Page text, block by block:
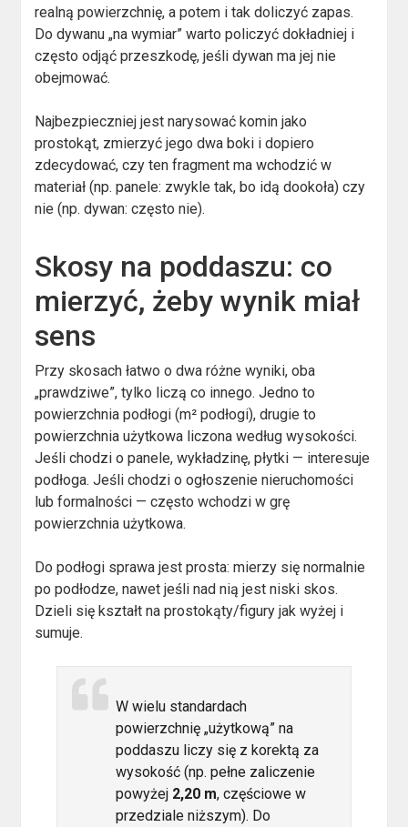
realną powierzchnię, a potem i tak doliczyć zapas.
Do dywanu „na wymiar” warto policzyć dokładniej i
często odjąć przeszkodę, jeśli dywan ma jej nie
obejmować.
Najbezpieczniej jest narysować komin jako
prostokąt, zmierzyć jego dwa boki i dopiero
zdecydować, czy ten fragment ma wchodzić w
materiał (np. panele: zwykle tak, bo idą dookoła) czy
nie (np. dywan: często nie).
Skosy na poddaszu: co
mierzyć, żeby wynik miał
sens
Przy skosach łatwo o dwa różne wyniki, oba
„prawdziwe”, tylko liczą co innego. Jedno to
powierzchnia podłogi (m² podłogi), drugie to
powierzchnia użytkowa liczona według wysokości.
Jeśli chodzi o panele, wykładzinę, płytki — interesuje
podłoga. Jeśli chodzi o ogłoszenie nieruchomości
lub formalności — często wchodzi w grę
powierzchnia użytkowa.
Do podłogi sprawa jest prosta: mierzy się normalnie
po podłodze, nawet jeśli nad nią jest niski skos.
Dzieli się kształt na prostokąty/figury jak wyżej i
sumuje.
W wielu standardach
powierzchnię „użytkową” na
poddaszu liczy się z korektą za
wysokość (np. pełne zaliczenie
powyżej 2,20 m, częściowe w
przedziale niższym). Do